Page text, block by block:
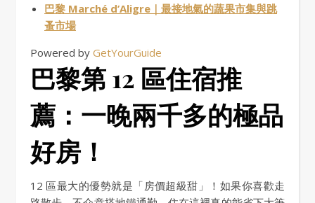
巴黎 Marché d’Aligre｜最接地氣的蔬果市集與跳
蚤市場
Powered by GetYourGuide
巴黎第 12 區住宿推
薦：一晚兩千多的極品
好房！
12 區最大的優勢就是「房價超級甜」！如果你喜歡走